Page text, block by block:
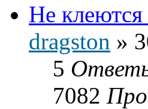
Не
dragston »
5
7082